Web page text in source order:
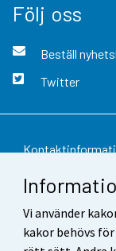
Vi använder
kakor behövs
Följ oss
Beställ
Twitter
Respons
Användarvillkor
Dataskydd